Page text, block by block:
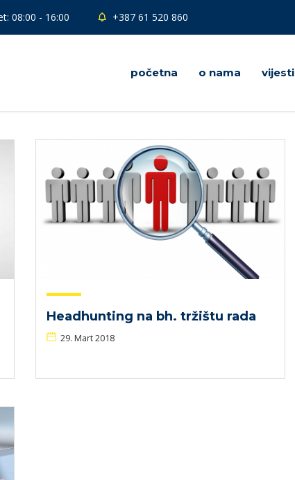
08:00 - 16:00 +387 61 520 860
početna o nama vijesti
Headhunting na bh. tržištu rada
29. Mart 2018